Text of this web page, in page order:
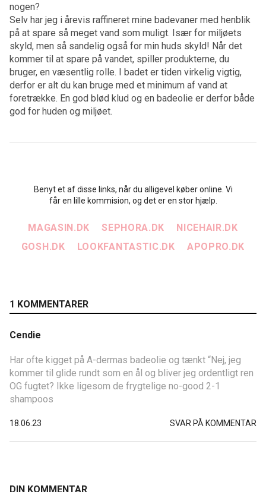
nogen?
Selv har jeg i årevis raffineret mine badevaner med henblik
på at spare så meget vand som muligt. Især for miljøets
skyld, men så sandelig også for min huds skyld! Når det
kommer til at spare på vandet, spiller produkterne, du
bruger, en væsentlig rolle. I badet er tiden virkelig vigtig,
derfor er alt du kan bruge med et minimum af vand at
foretrække. En god blød klud og en badeolie er derfor både
god for huden og miljøet.
Benyt et af disse links, når du alligevel køber online. Vi
får en lille kommision, og det er en stor hjælp.
MAGASIN.DK SEPHORA.DK
NICEHAIR.DK
GOSH.DK
LOOKFANTASTIC.DK APOPRO.DK
1 KOMMENTARER
Cendie
Har ofte kigget på A-dermas badeolie og tænkt “Nej, jeg
kommer til glide rundt som en ål og bliver jeg ordentligt ren
OG fugtet? Ikke ligesom de frygtelige no-good 2-1
shampoos
18.06.23 SVAR PÅ KOMMENTAR
DIN KOMMENTAR